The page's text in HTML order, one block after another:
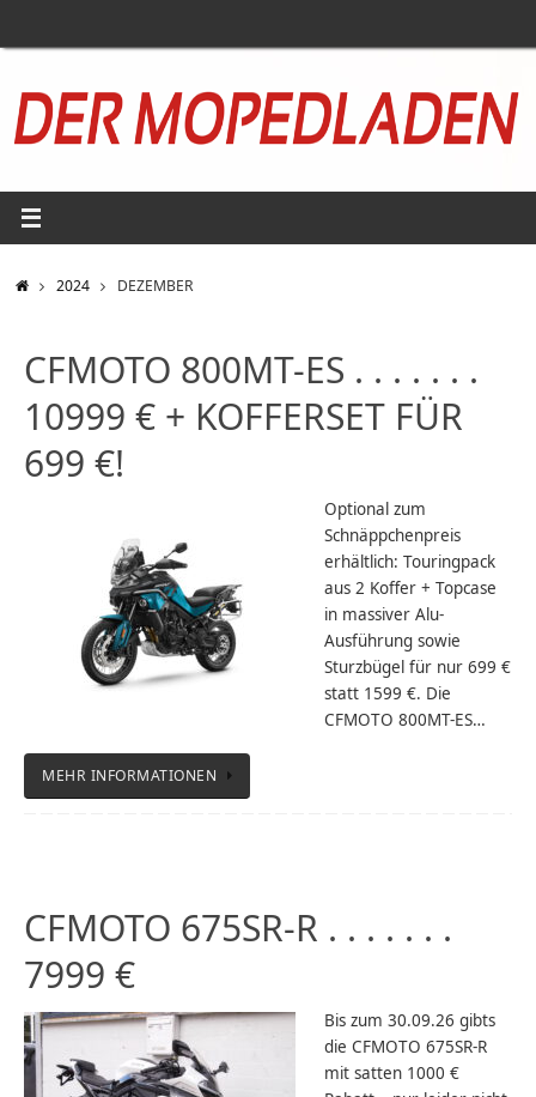
START2024 DEZEMBER
CFMOTO 800MT-ES . . . . . . .
10999 € + KOFFERSET FÜR
699 €!
Optional zum
Schnäppchenpreis
erhältlich: Touringpack
aus 2 Koffer + Topcase
in massiver Alu-
Ausführung sowie
Sturzbügel für nur 699 €
statt 1599 €. Die
CFMOTO 800MT-ES…
MEHR INFORMATIONEN
CFMOTO 675SR-R . . . . . . .
7999 €
Bis zum 30.09.26 gibts
die CFMOTO 675SR-R
mit satten 1000 €